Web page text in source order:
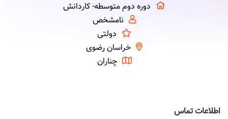
دوره دوم متوسطه- کاردانش
نامشخص
دولتی
خراسان رضوی
چناران
اطلاعات تماس